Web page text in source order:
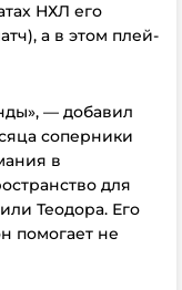
НХЛ его
а в этом плей-
— добавил
соперники
в
для
Теодора. Его
помогает не